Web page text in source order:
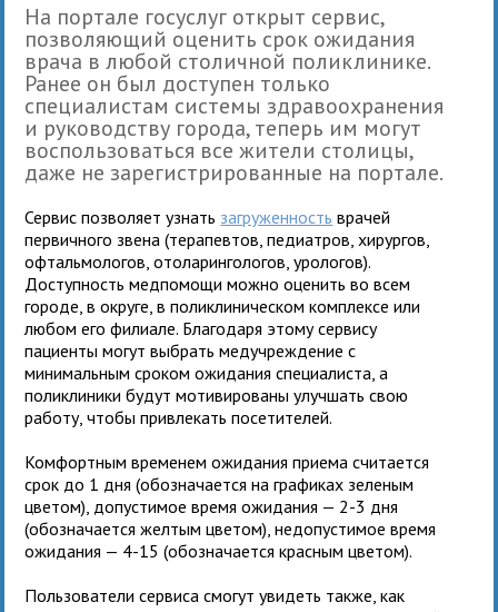
На портале госуслуг открыт сервис,
позволяющий оценить срок ожидания
врача в любой столичной поликлинике.
Ранее он был доступен только
специалистам системы здравоохранения
и руководству города, теперь им могут
воспользоваться все жители столицы,
даже не зарегистрированные на портале.
Сервис позволяет узнать загруженность врачей
первичного звена (терапевтов, педиатров, хирургов,
офтальмологов, отоларингологов, урологов).
Доступность медпомощи можно оценить во всем
городе, в округе, в поликлиническом комплексе или
любом его филиале. Благодаря этому сервису
пациенты могут выбрать медучреждение с
минимальным сроком ожидания специалиста, а
поликлиники будут мотивированы улучшать свою
работу, чтобы привлекать посетителей.
Комфортным временем ожидания приема считается
срок до 1 дня (обозначается на графиках зеленым
цветом), допустимое время ожидания — 2-3 дня
(обозначается желтым цветом), недопустимое время
ожидания — 4-15 (обозначается красным цветом).
Пользователи сервиса смогут увидеть также, как